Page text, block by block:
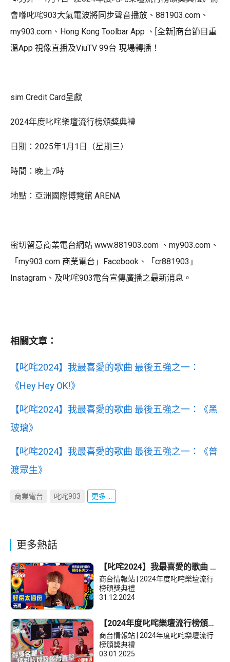
會喺叱咤903大氣電波將同步聲音播放、881903.com、
my903.com、Hong Kong Toolbar App 、[全新]商台節目重
溫App 視像直播及ViuTV 99台 現場轉播！
sim Credit Card呈獻
2024年度叱咤樂壇流行榜頒獎典禮
日期：2025年1月1日（星期三）
時間：晚上7時
地點：亞洲國際博覽館 ARENA
密切留意商業電台網站 www.881903.com 、my903.com、
「my903.com 商業電台」Facebook、「cr881903」
Instagram、及叱咤903電台宣傳廣播之最新消息。
相關文章：
【叱咤2024】我最喜愛的歌曲 最後五強之一：
《Hey Hey OK!》
【叱咤2024】我最喜愛的歌曲 最後五強之一：《黑
玻璃》
【叱咤2024】我最喜愛的歌曲 最後五強之一：《普
渡眾生》
商業電台 叱咤903 更多 ...
更多熱話
【叱咤2024】我最喜愛的歌曲 最
後五強之一：《好得太過份》
商台情報站 | 2024年度叱咤樂壇流行
榜頒獎典禮
31.12.2024
【2024年度叱咤樂壇流行榜頒獎
典禮】得獎名單、精彩片段及後
台直擊
商台情報站 | 2024年度叱咤樂壇流行
榜頒獎典禮
03.01.2025